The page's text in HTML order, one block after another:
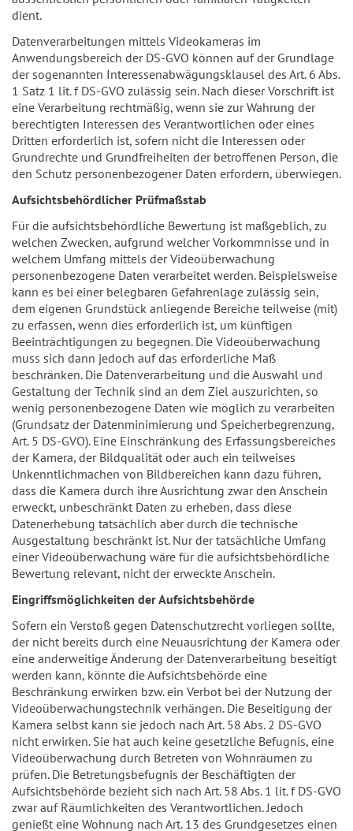
dient.
Datenverarbeitungen mittels Videokameras im
Anwendungsbereich der DS-GVO können auf der Grundlage
der sogenannten Interessenabwägungsklausel des Art. 6 Abs.
1 Satz 1 lit. f DS-GVO zulässig sein. Nach dieser Vorschrift ist
eine Verarbeitung rechtmäßig, wenn sie zur Wahrung der
berechtigten Interessen des Verantwortlichen oder eines
Dritten erforderlich ist, sofern nicht die Interessen oder
Grundrechte und Grundfreiheiten der betroffenen Person, die
den Schutz personenbezogener Daten erfordern, überwiegen.
Aufsichtsbehördlicher Prüfmaßstab
Für die aufsichtsbehördliche Bewertung ist maßgeblich, zu
welchen Zwecken, aufgrund welcher Vorkommnisse und in
welchem Umfang mittels der Videoüberwachung
personenbezogene Daten verarbeitet werden. Beispielsweise
kann es bei einer belegbaren Gefahrenlage zulässig sein,
dem eigenen Grundstück anliegende Bereiche teilweise (mit)
zu erfassen, wenn dies erforderlich ist, um künftigen
Beeinträchtigungen zu begegnen. Die Videoüberwachung
muss sich dann jedoch auf das erforderliche Maß
beschränken. Die Datenverarbeitung und die Auswahl und
Gestaltung der Technik sind an dem Ziel auszurichten, so
wenig personenbezogene Daten wie möglich zu verarbeiten
(Grundsatz der Datenminimierung und Speicherbegrenzung,
Art. 5 DS-GVO). Eine Einschränkung des Erfassungsbereiches
der Kamera, der Bildqualität oder auch ein teilweises
Unkenntlichmachen von Bildbereichen kann dazu führen,
dass die Kamera durch ihre Ausrichtung zwar den Anschein
erweckt, unbeschränkt Daten zu erheben, dass diese
Datenerhebung tatsächlich aber durch die technische
Ausgestaltung beschränkt ist. Nur der tatsächliche Umfang
einer Videoüberwachung wäre für die aufsichtsbehördliche
Bewertung relevant, nicht der erweckte Anschein.
Eingriffsmöglichkeiten der Aufsichtsbehörde
Sofern ein Verstoß gegen Datenschutzrecht vorliegen sollte,
der nicht bereits durch eine Neuausrichtung der Kamera oder
eine anderweitige Änderung der Datenverarbeitung beseitigt
werden kann, könnte die Aufsichtsbehörde eine
Beschränkung erwirken bzw. ein Verbot bei der Nutzung der
Videoüberwachungstechnik verhängen. Die Beseitigung der
Kamera selbst kann sie jedoch nach Art. 58 Abs. 2 DS-GVO
nicht erwirken. Sie hat auch keine gesetzliche Befugnis, eine
Videoüberwachung durch Betreten von Wohnräumen zu
prüfen. Die Betretungsbefugnis der Beschäftigten der
Aufsichtsbehörde bezieht sich nach Art. 58 Abs. 1 lit. f DS-GVO
zwar auf Räumlichkeiten des Verantwortlichen. Jedoch
genießt eine Wohnung nach Art. 13 des Grundgesetzes einen